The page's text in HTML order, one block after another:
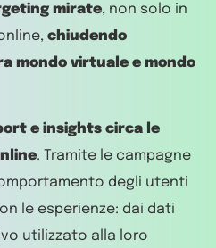
mirate, non solo in
chiudendo
mondo virtuale e mondo
e insights circa le
. Tramite le campagne
degli utenti
le esperienze: dai dati
utilizzato alla loro